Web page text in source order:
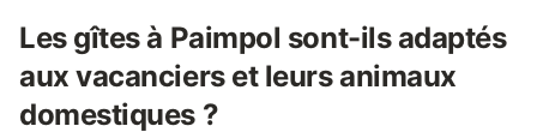
Les gîtes à Paimpol sont-ils adaptés
aux vacanciers et leurs animaux
domestiques ?